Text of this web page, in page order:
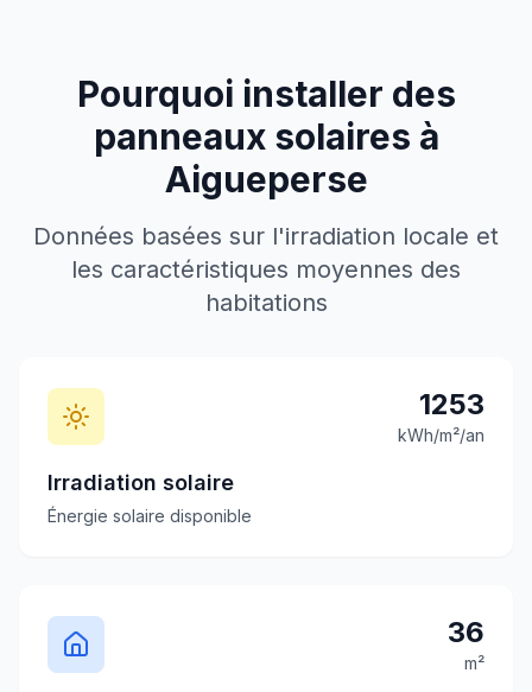
Pourquoi installer des
panneaux solaires à
Aigueperse
Données basées sur l'irradiation locale et
les caractéristiques moyennes des
habitations
1253
kWh/m²/an
Irradiation solaire
Énergie solaire disponible
36
m²